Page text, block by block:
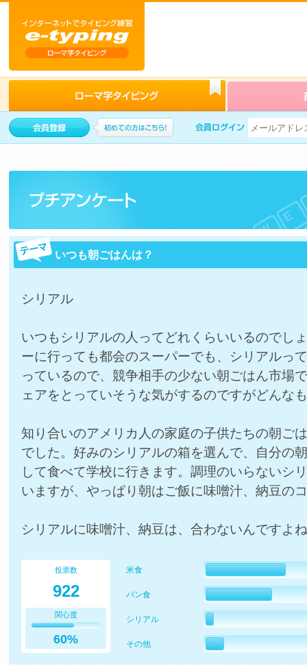
いつも朝ごはんは？
シリアル
いつもシリアルの人ってどれくらいいるのでし
ーに行っても都会のスーパーでも、シリアルっ
っているので、競争相手の少ない朝ごはん市場
ェアをとっていそうな気がするのですがどんな
知り合いのアメリカ人の家庭の子供たちの朝ご
でした。好みのシリアルの箱を選んで、自分の
して食べて学校に行きます。調理のいらないシ
いますが、やっぱり朝はご飯に味噌汁、納豆の
シリアルに味噌汁、納豆は、合わないんですよ
投票数
922
関心度
60%
米食
パン食
シリアル
その他